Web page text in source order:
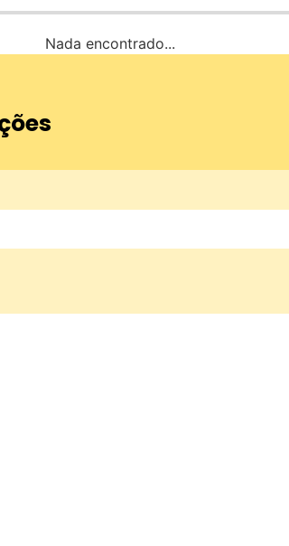
Nada encontrado...